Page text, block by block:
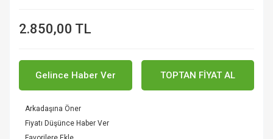
2.850,00 TL
Gelince Haber Ver TOPTAN FİYAT AL
Arkadaşına Öner
Fiyatı Düşünce Haber Ver